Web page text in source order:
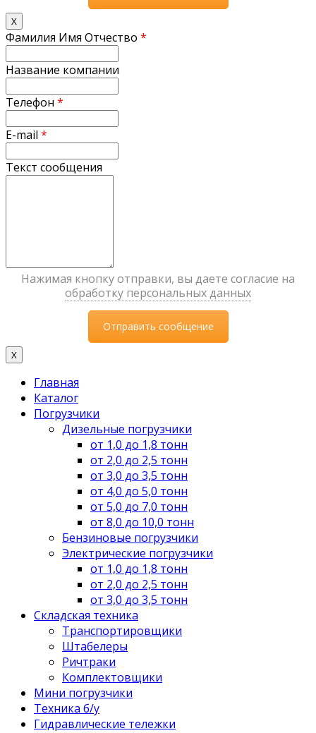
X
Фамилия Имя Отчество *
Название компании
Телефон *
E-mail *
Текст сообщения
Нажимая кнопку отправки, вы даете согласие на
обработку персональных данных
X
Главная
Каталог
Погрузчики
Дизельные погрузчики
от 1,0 до 1,8 тонн
от 2,0 до 2,5 тонн
от 3,0 до 3,5 тонн
от 4,0 до 5,0 тонн
от 5,0 до 7,0 тонн
от 8,0 до 10,0 тонн
Бензиновые погрузчики
Электрические погрузчики
от 1,0 до 1,8 тонн
от 2,0 до 2,5 тонн
от 3,0 до 3,5 тонн
Складская техника
Транспортировщики
Штабелеры
Ричтраки
Комплектовщики
Мини погрузчики
Техника б/у
Гидравлические тележки